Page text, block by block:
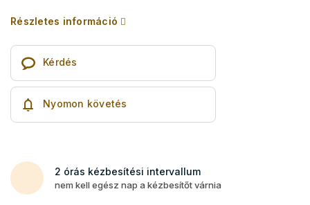
Részletes információ
Kérdés
Nyomon követés
2 órás kézbesítési intervallum
nem kell egész nap a kézbesítőt várnia